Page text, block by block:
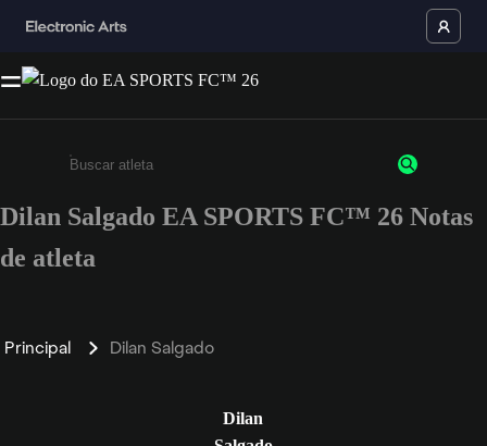
Insira pelo menos 3 caracteres ou números
Dilan Salgado EA SPORTS FC™ 26 Notas
de atleta
Principal Dilan Salgado
Dilan